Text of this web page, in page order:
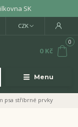
SK
Menu
CZK
0
0 Kč
psa stříbrné prvky